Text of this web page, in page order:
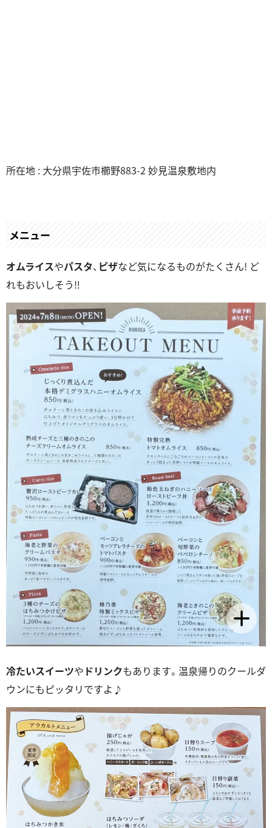
所在地 : 大分県宇佐市櫛野883-2 妙見温泉敷地内
メニュー
オムライスやパスタ、 ピザなど気になるものがたくさん! ど
れもおいしそう‼
冷たいスイーツや ドリンクもあります。温泉帰りのクールダ
ウンにもピッタリですよ♪